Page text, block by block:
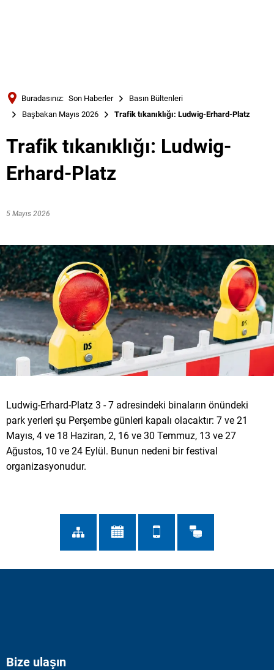
Русский
Buradasınız: Son Haberler
Basın Bültenleri
Başbakan Mayıs 2026
Trafik tıkanıklığı: Ludwig-Erhard-Platz
Trafik tıkanıklığı: Ludwig-
Erhard-Platz
5 Mayıs 2026
Ludwig-Erhard-Platz 3 - 7 adresindeki binaların önündeki
park yerleri şu Perşembe günleri kapalı olacaktır: 7 ve 21
Mayıs, 4 ve 18 Haziran, 2, 16 ve 30 Temmuz, 13 ve 27
Ağustos, 10 ve 24 Eylül. Bunun nedeni bir festival
organizasyonudur.
Bize ulaşın